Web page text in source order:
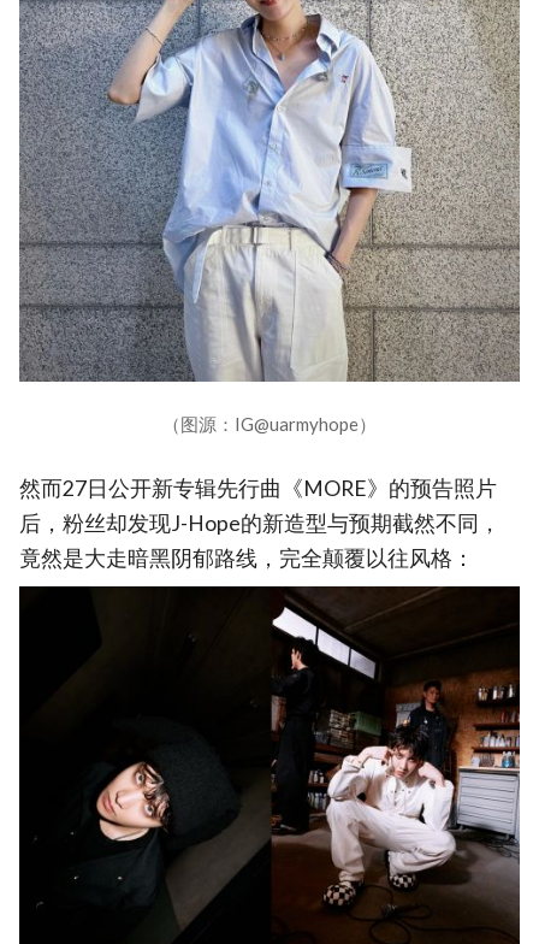
（图源：IG@uarmyhope）
然而27日公开新专辑先行曲《MORE》的预告照片
后，粉丝却发现J-Hope的新造型与预期截然不同，
竟然是大走暗黑阴郁路线，完全颠覆以往风格：